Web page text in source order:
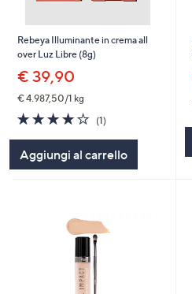
Rebeya Illuminante in crema all
over Luz Libre (8g)
€ 39,90
€ 4.987,50/1 kg
4.0
of
Stars
(1)1
Aggiungi al carrello